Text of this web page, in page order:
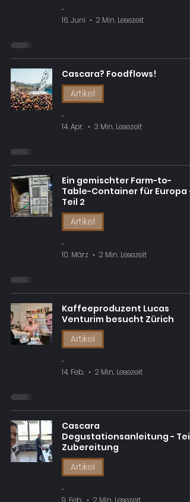
-
16. Juni
2 Min. Lesezeit
Cascara? Foodflows!
Artikel
-
14. Apr.
3 Min. Lesezeit
Ein gemischter Farm-to-
Table-Container für Europa –
Teil 2
Artikel
-
10. März
2 Min. Lesezeit
Kaffeeproduzent Lucas
Venturim besucht Zürich
Artikel
-
14. Feb.
2 Min. Lesezeit
Cascara
Degustationsanleitung - Teil
Zubereitung
Artikel
-